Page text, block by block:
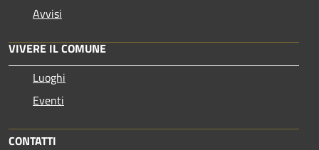
Avvisi
VIVERE IL COMUNE
Luoghi
Eventi
CONTATTI